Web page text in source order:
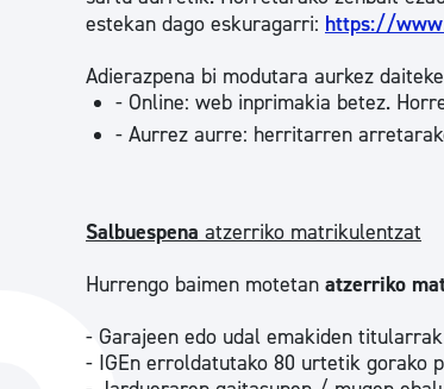
Haurrak eta gazteak
Herritarren partaidetza eta
Kirola
estekan dago eskuragarri: https://
Adierazpena bi modutara aurkez
- Online: web inprimakia betez.
- Aurrez aurre: herritarren
Salbuespena atzerriko matrikulentzat
Hurrengo baimen motetan atzerriko
- Garajeen edo udal emakiden
- IGEn erroldatutako 80 urtetik gorako